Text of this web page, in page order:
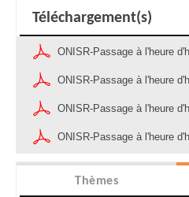
Téléchargement(s)
ONISR-Passage à l'heure
ONISR-Passage à l'heure
ONISR-Passage à l'heure
ONISR-Passage à l'heure
Thèmes